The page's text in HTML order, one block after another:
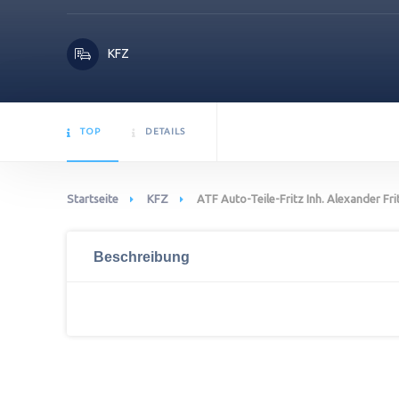
KFZ
TOP DETAILS
Startseite KFZ ATF Auto-Teile-Fritz Inh. Alexander
Beschreibung